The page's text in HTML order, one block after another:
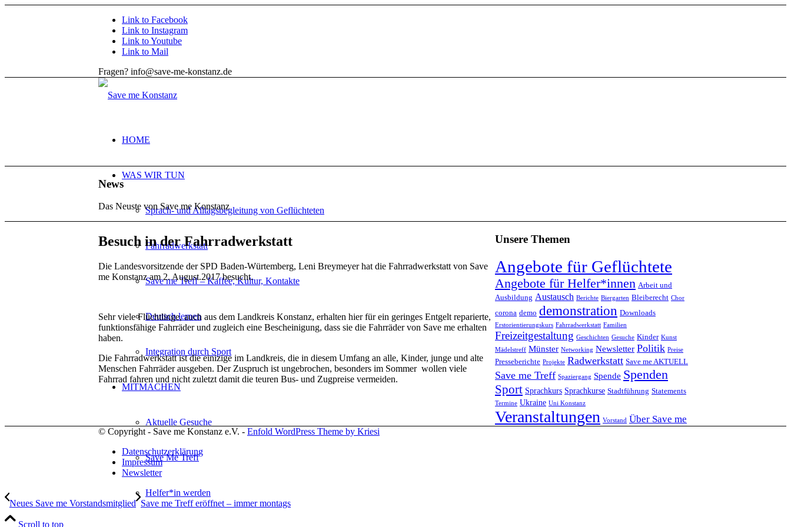
Link to Facebook
Link to Instagram
Link to Youtube
Link to Mail
Fragen? info@save-me-konstanz.de
HOME
WAS WIR TUN
Sprach- und Alltagsbegleitung von Geflüchteten
Fahrradwerkstatt
Save me Treff – Kaffee, Kultur, Kontakte
Deutsch lernen
Integration durch Sport
MITMACHEN
Aktuelle Gesuche
Save Me Treff
Helfer*in werden
News
Das Neuste von Save me Konstanz
Besuch in der Fahrradwerkstatt
Die Landesvorsitzende der SPD Baden-Würtemberg, Leni Breymeyer hat die Fahrradwerkstatt von Save
me Konstanz am 2. August.2017 besucht.
Sehr viele Flüchtlinge, auch aus dem Landkreis Konstanz, erhalten hier für ein geringes Entgelt reparierte,
funktionsfähige Fahrräder und zugleich eine Bescheinigung, dass sie die Fahrräder von Save me erhalten
haben.
Die Fahrradwerkstatt ist die einizige im Landkreis, die in diesem Umfang an alle, Kinder, junge und alte
Menschen Fahrräder ausgeben. Der Zuspruch ist ungebrochen, besonders im Sommer wollen viele
Fahrrad fahren und nicht zuletzt damit die teuren Bus- und Zugpreise vermeiden.
Unsere Themen
Angebote für Geflüchtete
Angebote für Helfer*innen Arbeit und
Ausbildung Austausch Berichte Biergarten Bleiberecht Chor
corona demo demonstration Downloads
Erstorientierungskurs Fahrradwerkstatt Familien
Freizeitgestaltung Geschichten Gesuche Kinder Kunst
Mädelstreff Münster Networking Newsletter Politik Preise
Presseberichte Projekte Radwerkstatt Save me AKTUELL
Save me Treff Spaziergang Spende Spenden
Sport Sprachkurs Sprachkurse Stadtführung Statements
Termine Ukraine Uni Konstanz
Veranstaltungen Vorstand Über Save me
© Copyright - Save me Konstanz e.V. - Enfold WordPress Theme by Kriesi
Datenschutzerklärung
Impressum
Newsletter
Neues Save me Vorstandsmitglied Save me Treff eröffnet – immer montags
Scroll to top